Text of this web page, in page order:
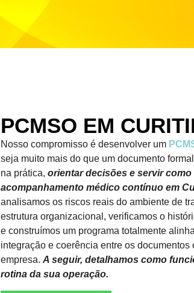
PCMSO EM
Nosso compromisso é desenvolver um
seja muito mais do que um documento
na prática, orientar decisões e servir como
acompanhamento médico contínuo em
analisamos os riscos reais do ambiente de
estrutura organizacional, verificamos o
e construímos um programa totalmente
integração e coerência entre os documentos
empresa. A seguir, detalhamos como
rotina da sua operação.